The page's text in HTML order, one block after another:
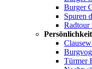
Burger
Spuren
Radtour
Türmer